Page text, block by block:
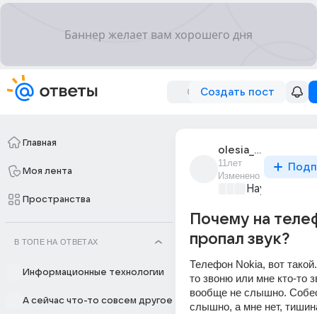
Создать пост
Главная
Моя лента
Пространства
В ТОПЕ НА ОТВЕТАХ
Информационные технологии
А сейчас что-то совсем другое
olesia_degdeg
11лет
Изменено
Наука
Почему на
пропал звук?
Телефон Nokia, вот
то звоню или мне кто-то
вообще не слышно.
слышно, а мне нет,